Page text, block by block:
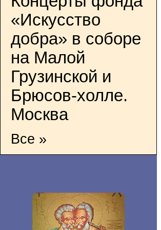
«Искусство
добра» в соборе
на Малой
Грузинской и
Брюсов-холле.
Москва
Все »